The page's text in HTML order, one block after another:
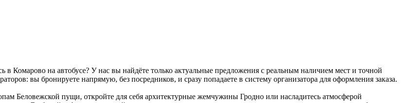
в Комарово на автобусе? У нас вы найдёте только актуальные предложения с реальным наличием мест и точной
вы бронируете напрямую, без посредников, и сразу попадаете в систему организатора для оформления заказа.
Беловежской пущи, откройте для себя архитектурные жемчужины Гродно или насладитесь атмосферой